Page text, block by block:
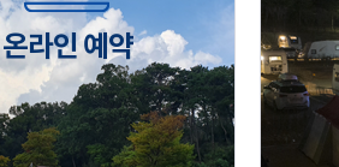
2026년 5월 캠핑장 안점 점검의
캠핑장(9월1일~6일) 미운영 공지
온라인 예약